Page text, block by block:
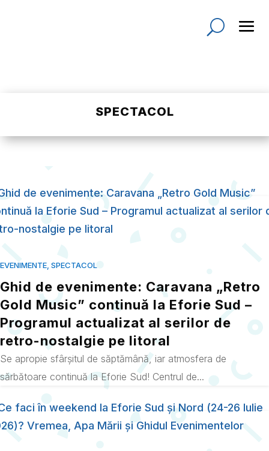
SPECTACOL
Ghid de evenimente: Caravana „Retro
Gold Music” continuă la Eforie Sud –
Programul actualizat al serilor de
retro-nostalgie pe litoral
EVENIMENTE SPECTACOL
Se apropie sfârșitul de săptămână, iar atmosfera de
sărbătoare continuă la Eforie Sud! Centrul de...